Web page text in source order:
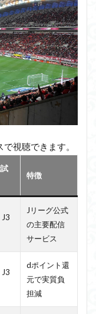
視聴できます。
特徴
J3
Jリーグ公式
の主要配信
サービス
J3
dポイント還
元で実質負
担減